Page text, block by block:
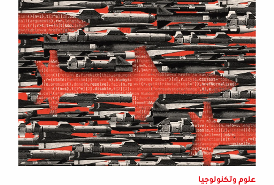
علوم وتكنولوجيا